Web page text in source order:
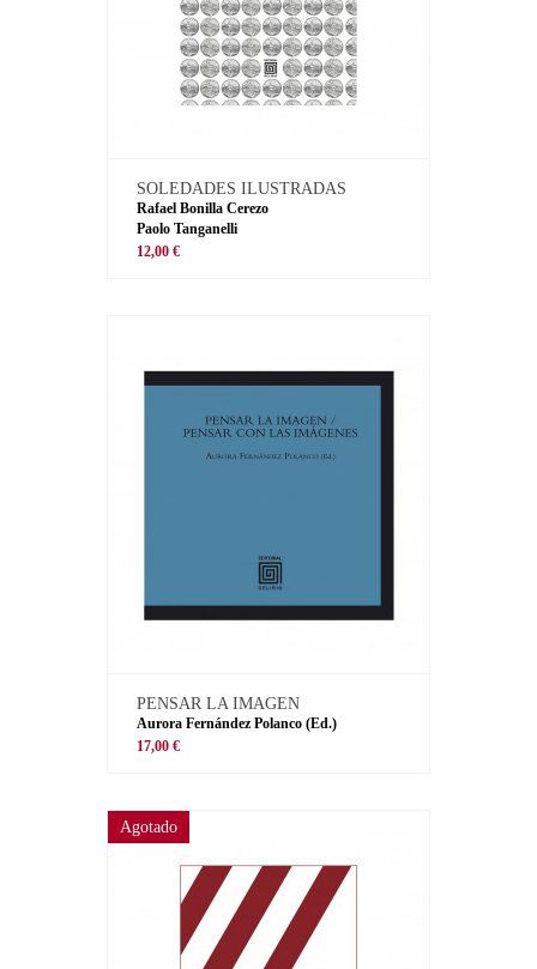
SOLEDADES ILUSTRADAS
Rafael Bonilla Cerezo
Paolo Tanganelli
12,00 €
PENSAR LA IMAGEN
Aurora Fernández Polanco (Ed.)
17,00 €
Agotado